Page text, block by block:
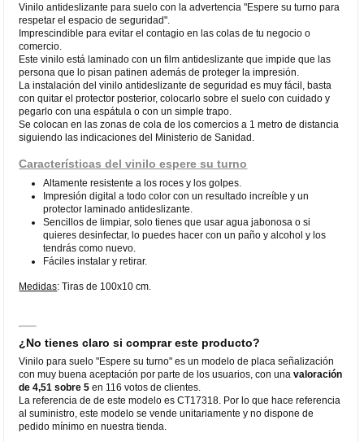
Vinilo antideslizante para suelo con la advertencia "Espere su turno para
respetar el espacio de seguridad".
Imprescindible para evitar el contagio en las colas de tu negocio o
comercio.
Este vinilo está laminado con un film antideslizante que impide que las
persona que lo pisan patinen además de proteger la impresión.
La instalación del vinilo antideslizante de seguridad es muy fácil, basta
con quitar el protector posterior, colocarlo sobre el suelo con cuidado y
pegarlo con una espátula o con un simple trapo.
Se colocan en las zonas de cola de los comercios a 1 metro de distancia
siguiendo las indicaciones del Ministerio de Sanidad.
Características del vinilo espere su turno
Altamente resistente a los roces y los golpes.
Impresión digital a todo color con un resultado increíble y un
protector laminado antideslizante.
Sencillos de limpiar, solo tienes que usar agua jabonosa o si
quieres desinfectar, lo puedes hacer con un paño y alcohol y los
tendrás como nuevo.
Fáciles instalar y retirar.
Medidas: Tiras de 100x10 cm.
¿No tienes claro si comprar este producto?
Vinilo para suelo "Espere su turno" es un modelo de placa señalización
con muy buena aceptación por parte de los usuarios, con unavaloración
de 4,51 sobre 5 en 116 votos de clientes.
La referencia de de este modelo es CT17318. Por lo que hace referencia
al suministro, este modelo se vende unitariamente y no dispone de
pedido mínimo en nuestra tienda.